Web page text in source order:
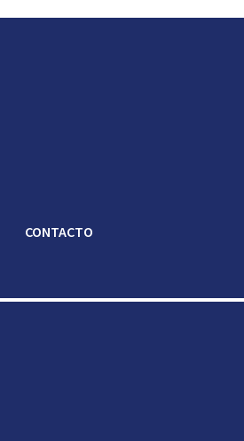
CONTACTO